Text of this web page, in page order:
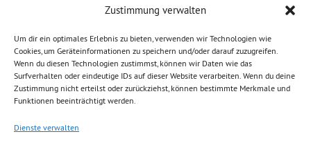
Zustimmung verwalten
Um dir ein optimales Erlebnis zu bieten, verwenden wir Technologien wie
Cookies, um Geräteinformationen zu speichern und/oder darauf zuzugreifen.
Wenn du diesen Technologien zustimmst, können wir Daten wie das
Surfverhalten oder eindeutige IDs auf dieser Website verarbeiten. Wenn du deine
Zustimmung nicht erteilst oder zurückziehst, können bestimmte Merkmale und
Funktionen beeinträchtigt werden.
Dienste verwalten
„Wie lange will der Freistaat noch zuschauen, um für den
Aktivitäten unserer Fraktion auf diesem Gebiet seitens der
Landesregierung bisher ignoriert wurden, werden wir im am
Ball bleiben und weiter Druck machen“, so Volkmar Zschocke,
der auch gesundheitspolitischer Sprecher der GRÜNEN im
Landtag ist.